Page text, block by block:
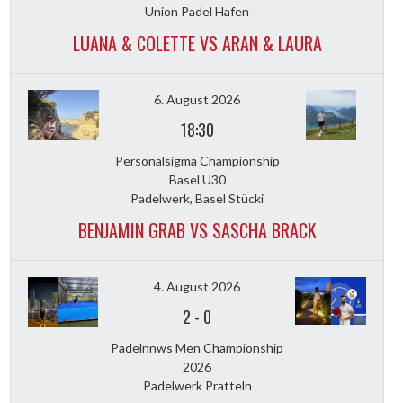
Union Padel Hafen
LUANA & COLETTE VS ARAN & LAURA
6. August 2026
18:30
Personalsigma Championship
Basel U30
Padelwerk, Basel Stücki
BENJAMIN GRAB VS SASCHA BRACK
4. August 2026
2 - 0
Padelnnws Men Championship
2026
Padelwerk Pratteln